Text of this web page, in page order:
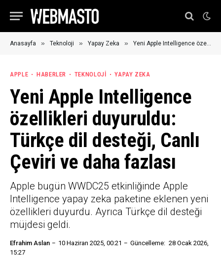
Anasayfa » Teknoloji » Yapay Zeka » Yeni Apple Intelligence özellikleri duyuruldu: Türkçe dil desteği, Canlı Çeviri ve daha fazlası
APPLE HABERLER TEKNOLOJI YAPAY ZEKA
Yeni Apple Intelligence
özellikleri duyuruldu:
Türkçe dil desteği, Canlı
Çeviri ve daha fazlası
Apple bugün WWDC25 etkinliğinde Apple
Intelligence yapay zeka paketine eklenen yeni
özellikleri duyurdu. Ayrıca Türkçe dil desteği
müjdesi geldi.
Efrahim Aslan 10 Haziran 2025, 00:21 Güncelleme: 28 Ocak 2026,
15:27